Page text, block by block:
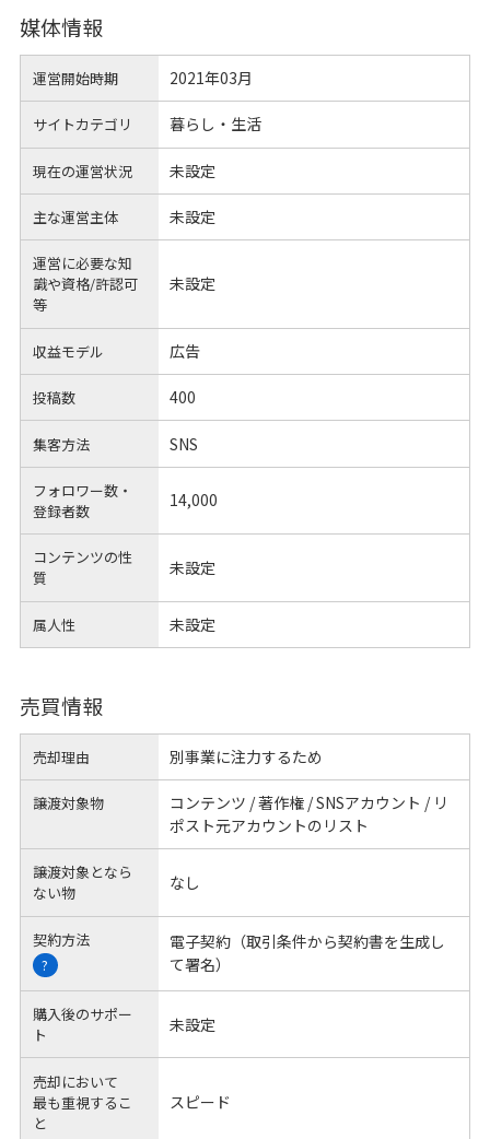
媒体情報
運営開始時期 2021年03月
サイトカテゴリ 暮らし・生活
現在の運営状況 未設定
主な運営主体 未設定
運営に必要な知
識や資格/許認可
等
未設定
収益モデル 広告
投稿数 400
集客方法 SNS
フォロワー数・
登録者数
14,000
コンテンツの性
質
未設定
属人性 未設定
売買情報
売却理由 別事業に注力するため
譲渡対象物
コンテンツ / 著作権 / SNSアカウント / リ
ポスト元アカウントのリスト
譲渡対象となら
ない物
なし
契約方法
?
電子契約（取引条件から契約書を生成し
て署名）
購入後のサポー
ト
未設定
売却において
最も重視するこ
と
スピード